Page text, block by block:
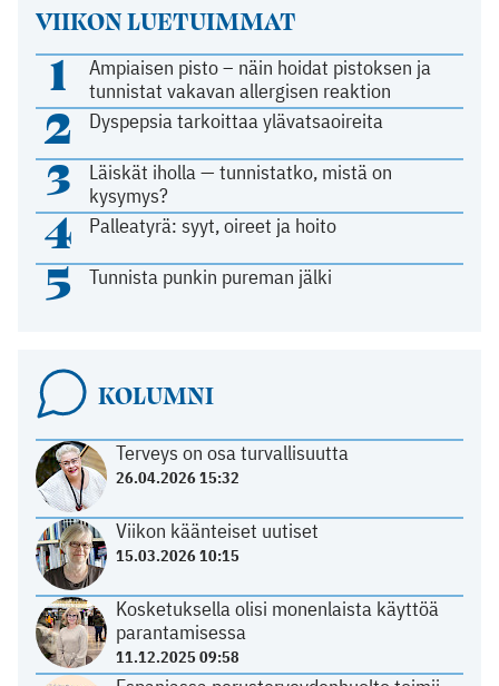
VIIKON LUETUIMMAT
1
Ampiaisen pisto – näin hoidat pistoksen ja
tunnistat vakavan allergisen reaktion
2 Dyspepsia tarkoittaa ylävatsaoireita
3
Läiskät iholla — tunnistatko, mistä on
kysymys?
4 Palleatyrä: syyt, oireet ja hoito
5 Tunnista punkin pureman jälki
KOLUMNI
Terveys on osa turvallisuutta
26.04.2026 15:32
Viikon käänteiset uutiset
15.03.2026 10:15
Kosketuksella olisi monenlaista käyttöä
parantamisessa
11.12.2025 09:58